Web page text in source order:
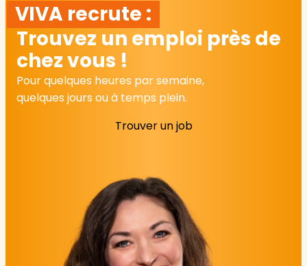
VIVA recrute :
Trouvez un emploi près de
chez vous !
Pour quelques heures par semaine,
quelques jours ou à temps plein.
Trouver un job